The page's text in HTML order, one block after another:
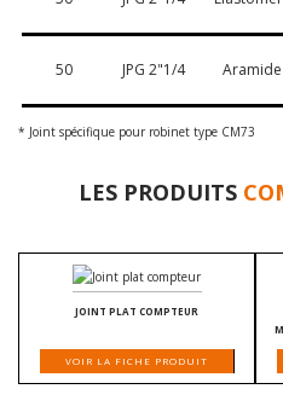
50 JPG 2"1/4 Aramide
* Joint spécifique pour robinet type CM73
LES PRODUITS
JOINT PLAT COMPTEUR
VOIR LA FICHE PRODUIT